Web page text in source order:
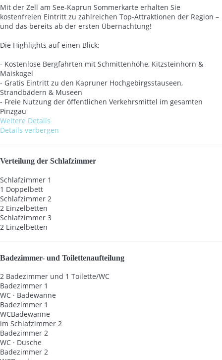
Mit der Zell am See-Kaprun Sommerkarte erhalten Sie
kostenfreien Eintritt zu zahlreichen Top-Attraktionen der Region –
und das bereits ab der ersten Übernachtung!
Die Highlights auf einen Blick:
- Kostenlose Bergfahrten mit Schmittenhöhe, Kitzsteinhorn &
Maiskogel
- Gratis Eintritt zu den Kapruner Hochgebirgsstauseen,
Strandbädern & Museen
- Freie Nutzung der öffentlichen Verkehrsmittel im gesamten
Pinzgau
Weitere Details
Details verbergen
Verteilung der Schlafzimmer
Schlafzimmer 1
1 Doppelbett
Schlafzimmer 2
2 Einzelbetten
Schlafzimmer 3
2 Einzelbetten
Badezimmer- und Toilettenaufteilung
2 Badezimmer und 1 Toilette/WC
Badezimmer 1
WC · Badewanne
Badezimmer 1
WCBadewanne
im Schlafzimmer 2
Badezimmer 2
WC · Dusche
Badezimmer 2